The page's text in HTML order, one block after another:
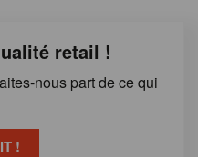
retail !
nous part de ce qui
!